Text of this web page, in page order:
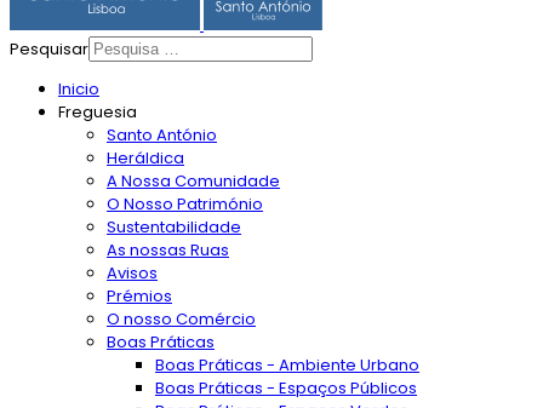
Pesquisar
Inicio
Freguesia
Santo António
Heráldica
A Nossa Comunidade
O Nosso Património
Sustentabilidade
As nossas Ruas
Avisos
Prémios
O nosso Comércio
Boas Práticas
Boas Práticas - Ambiente Urbano
Boas Práticas - Espaços Públicos